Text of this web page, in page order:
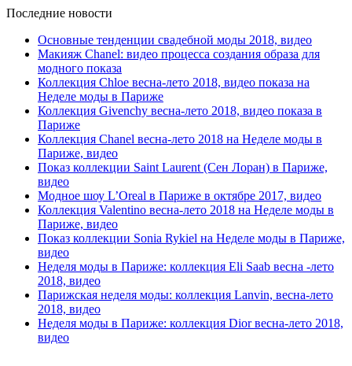
Последние новости
Основные тенденции свадебной моды 2018, видео
Макияж Chanel: видео процесса создания образа для
модного показа
Коллекция Chloe весна-лето 2018, видео показа на
Неделе моды в Париже
Коллекция Givenchy весна-лето 2018, видео показа в
Париже
Коллекция Chanel весна-лето 2018 на Неделе моды в
Париже, видео
Показ коллекции Saint Laurent (Сен Лоран) в Париже,
видео
Модное шоу L’Oreal в Париже в октябре 2017, видео
Коллекция Valentino весна-лето 2018 на Неделе моды в
Париже, видео
Показ коллекции Sonia Rykiel на Неделе моды в Париже,
видео
Неделя моды в Париже: коллекция Eli Saab весна -лето
2018, видео
Парижская неделя моды: коллекция Lanvin, весна-лето
2018, видео
Неделя моды в Париже: коллекция Dior весна-лето 2018,
видео